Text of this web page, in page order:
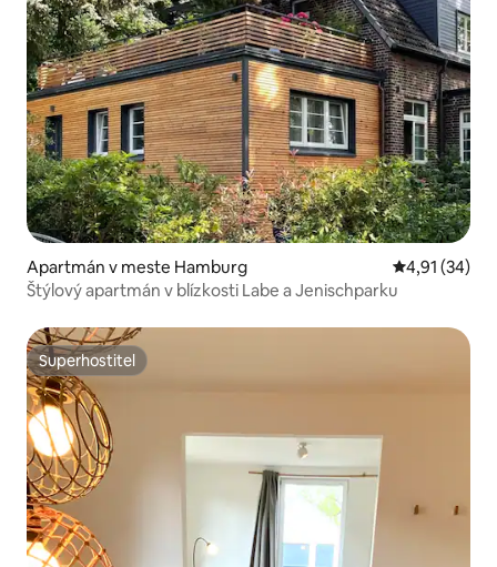
Apartmán v meste Hamburg Priemerné
4,91 (34)
Štýlový apartmán v blízkosti Labe a Jenischparku
Superhostiteľ
Superhostiteľ